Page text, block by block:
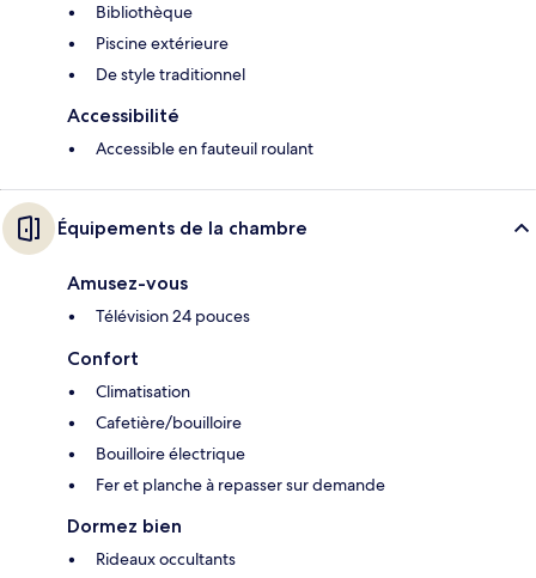
Bibliothèque
Piscine extérieure
De style traditionnel
Accessibilité
Accessible en fauteuil roulant
Équipements de la chambre
Amusez-vous
Télévision 24 pouces
Confort
Climatisation
Cafetière/bouilloire
Bouilloire électrique
Fer et planche à repasser sur demande
Dormez bien
Rideaux occultants